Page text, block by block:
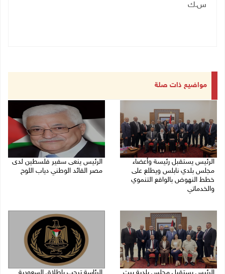
س.ك
مواضيع ذات صلة
الرئيس يستقبل رئيسة وأعضاء
مجلس بلدي نابلس ويطلع على
خطط النهوض بالواقع التنموي
والخدماتي
الرئيس ينعى سفير فلسطين لدى
مصر القائد الوطني دياب اللوح